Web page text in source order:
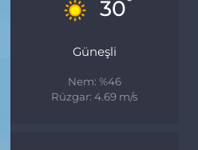
30
Güneşli
Nem: %46
Rüzgar: 4.69 m/s